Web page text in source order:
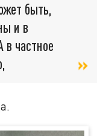
быть,
и в
в частное